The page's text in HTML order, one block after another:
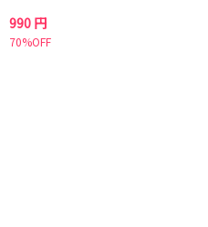
990 円
70%OFF